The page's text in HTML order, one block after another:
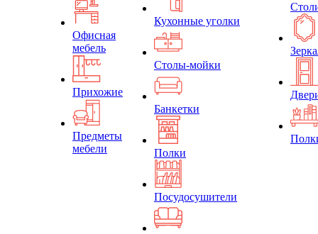
Офисная
мебель
Прихожие
Предметы
мебели
Кухонные уголки
Столы-мойки
Банкетки
Полки
Посудосушители